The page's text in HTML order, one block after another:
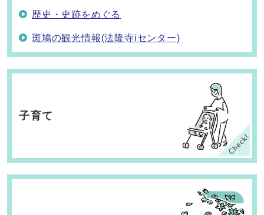
歴史・史跡をめぐる
斑鳩の観光情報(法隆寺iセンター)
子育て